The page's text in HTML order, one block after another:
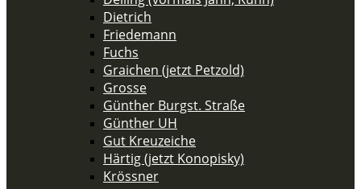
Dietrich
Friedemann
Fuchs
Graichen (jetzt Petzold)
Grosse
Günther Burgst. Straße
Günther UH
Gut Kreuzeiche
Härtig (jetzt Konopisky)
Krössner